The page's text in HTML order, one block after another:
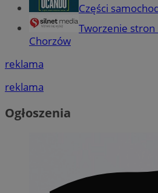
Części
Tworzenie
Chorzów
reklama
reklama
Ogłoszenia